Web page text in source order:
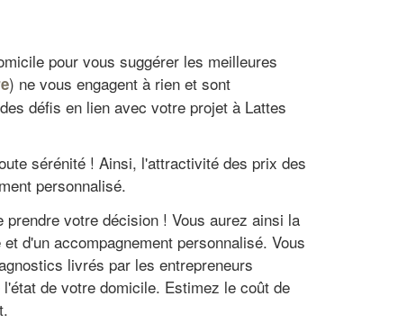
pour vous suggérer les meilleures
) ne vous engagent à rien et sont
défis en lien avec votre projet à Lattes
sérénité ! Ainsi, l'attractivité des prix des
personnalisé.
votre décision ! Vous aurez ainsi la
d'un accompagnement personnalisé. Vous
livrés par les entrepreneurs
de votre domicile. Estimez le coût de